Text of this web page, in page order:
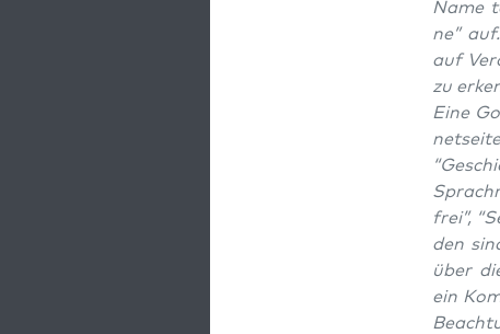
Name
ne”
auf
zu
Eine
frei”,
den
über
ein